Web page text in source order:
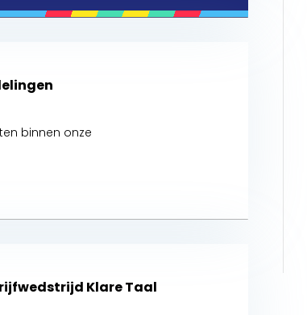
binnen onze
Klare Taal